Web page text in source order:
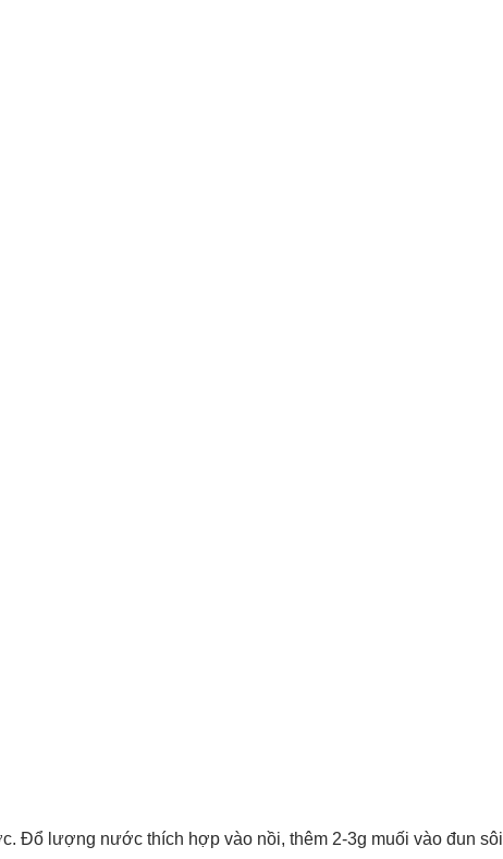
Đổ lượng nước thích hợp vào nồi, thêm 2-3g muối vào đun sôi